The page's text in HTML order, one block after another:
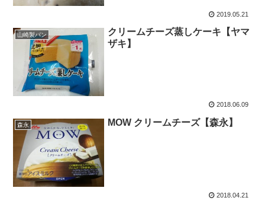
2019.05.21
山崎製パン
クリームチーズ蒸しケーキ【ヤマ
ザキ】
2018.06.09
森永 MOW クリームチーズ【森永】
2018.04.21